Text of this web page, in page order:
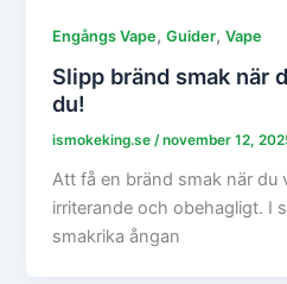
Engångs Vape,Guider,Vape
Slipp bränd smak när
du!
ismokeking.se/november 12,
Att få en bränd smak när du
irriterande och obehagligt. I
smakrika ångan